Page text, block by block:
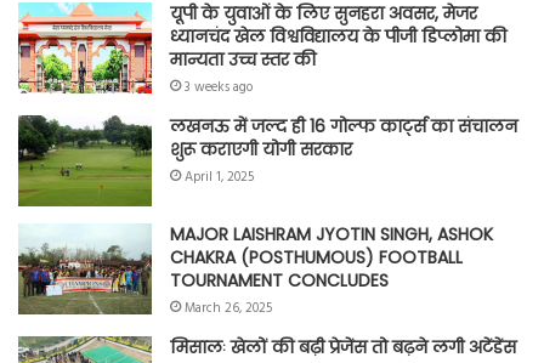
यूपी के युवाओं के लिए सुनहरा अवसर, मेजर
ध्यानचंद खेल विश्वविद्यालय के पीजी डिप्लोमा की
मान्यता उच्च स्तर की
3 weeks ago
लखनऊ में जल्द ही 16 गोल्फ कार्ट्स का संचालन
शुरू कराएगी योगी सरकार
April 1, 2025
MAJOR LAISHRAM JYOTIN SINGH, ASHOK
CHAKRA (POSTHUMOUS) FOOTBALL
TOURNAMENT CONCLUDES
March 26, 2025
मिसालः खेलों की बढ़ी प्रेजेंस तो बढ़ने लगी अटेंडेंस